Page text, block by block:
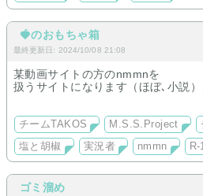
🍓のおもちゃ箱
最終更新日: 2024/10/08 21:08
某動画サイトの方のnmmnを
扱うサイトになります（ほぼ､小説）
（たまに厨二と豆腐と廃人×足
rtさんなどあるかも）
※現在､工事中※
チームTAKOS M.S.S.Project
塩と胡椒
実況者 nmmn R-
ゴミ溜め